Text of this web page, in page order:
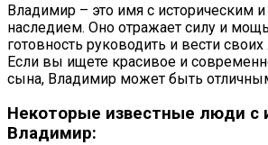
Владимир – это имя с историческим
наследием. Оно отражает силу и
готовность руководить и вести
Если вы ищете красивое и
сына, Владимир может быть
Некоторые известные люди с
Владимир: